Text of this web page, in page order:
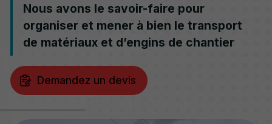
Nous avons le savoir-faire pour
organiser et mener à bien le transport
de matériaux et d’engins de chantier
Demandez un devis